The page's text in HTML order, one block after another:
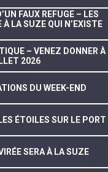
FAUX REFUGE – LES
LA SUZE QUI N’EXISTE
– VENEZ DONNER À
2026
DU WEEK-END
ÉTOILES SUR LE PORT
SERA À LA SUZE